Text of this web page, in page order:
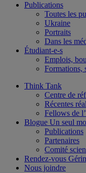
Publications
Toutes les
Ukraine
Portraits
Dans les
Étudiant-e-s
Emplois,
Formations,
Think Tank
Centre de
Récentes
Fellows de
Blogue Un seul
Publications
Partenaires
Comité
Rendez-vous
Nous joindre